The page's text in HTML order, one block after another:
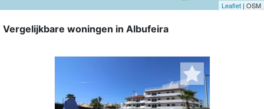
Leaflet | OSM
Vergelijkbare woningen in Albufeira